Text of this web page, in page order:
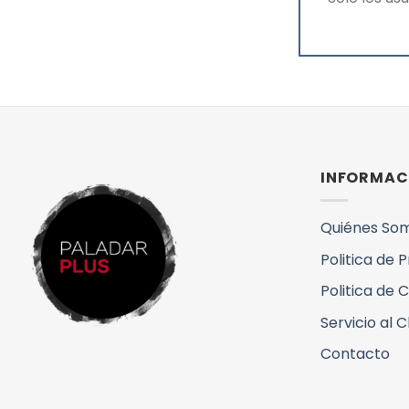
Quiénes
Politica de
Politica de
Servicio al
Contacto